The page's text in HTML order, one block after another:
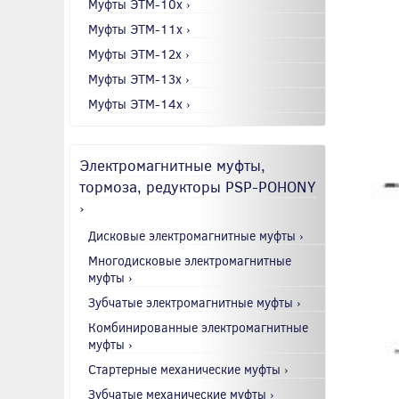
Муфты ЭТМ-10x ›
Муфты ЭТМ-11x ›
Муфты ЭТМ-12x ›
Муфты ЭТМ-13x ›
Муфты ЭТМ-14x ›
Электромагнитные муфты,
тормоза, редукторы PSP-POHONY
›
Дисковые электромагнитные муфты ›
Многодисковые электромагнитные
муфты ›
Зубчатые электромагнитные муфты ›
Комбинированные электромагнитные
муфты ›
Стартерные механические муфты ›
Зубчатые механические муфты ›